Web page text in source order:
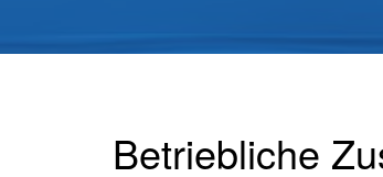
Betriebliche